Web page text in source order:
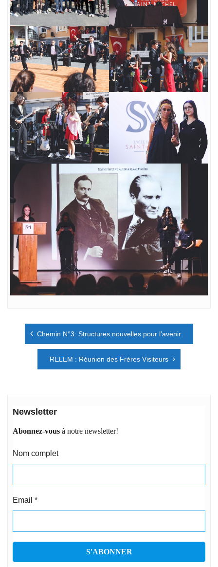
Navigation
Chemin N°3: Structures nouvelles pour l’avenir
RELEM : Réunion des Frères Visiteurs
Newsletter
Abonnez-vous à notre newsletter!
Nom complet
Email *